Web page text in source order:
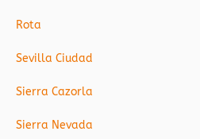
Rota
Sevilla Ciudad
Sierra Cazorla
Sierra Nevada